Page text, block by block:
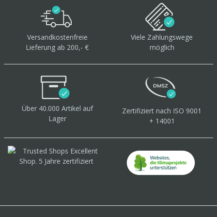
Versandkostenfreie
Lieferung ab 200,- €
Viele Zahlungswege
möglich
Über 40.000 Artikel auf
Lager
Zertifiziert nach ISO 9001
+ 14001